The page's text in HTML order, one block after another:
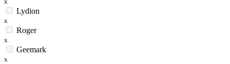
Lydion
x
Roger
x
Geemark
x